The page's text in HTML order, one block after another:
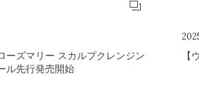
ーズマリー スカルプクレンジン
ル先行発売開始